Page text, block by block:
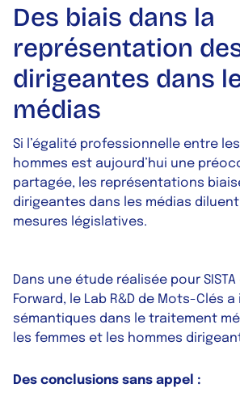
Des biais dans la
représentation
dirigeantes dans
médias
Si l’égalité professionnelle entre
hommes est aujourd’hui une
partagée, les représentations
dirigeantes dans les médias
mesures législatives.
Dans une étude réalisée pour
Forward, le Lab R&D de Mots-Clés
sémantiques dans le traitement
les femmes et les hommes
Des conclusions sans appel :